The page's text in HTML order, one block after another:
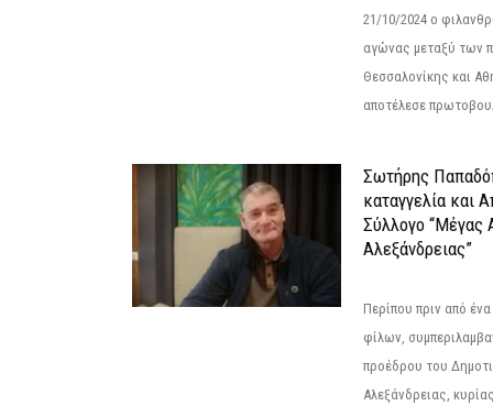
21/10/2024 ο
αγώνας μεταξύ των
Θεσσαλονίκης και
αποτέλεσε
Σωτήρης
καταγγελία και
Σύλλογο “Μέγας
Αλεξάνδρειας”
Περίπου πριν από
φίλων,
προέδρου του
Αλεξάνδρειας,